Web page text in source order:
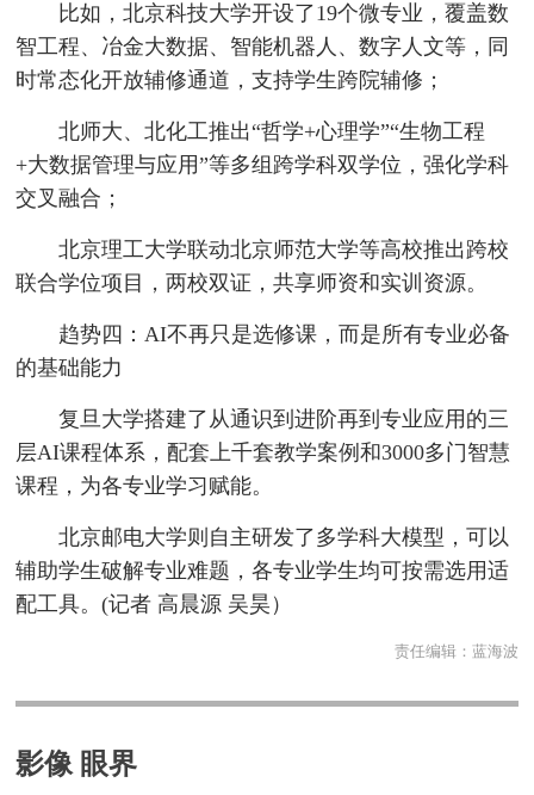
比如，北京科技大学开设了19个微专业，覆盖数
智工程、冶金大数据、智能机器人、数字人文等，同
时常态化开放辅修通道，支持学生跨院辅修；
北师大、北化工推出“哲学+心理学”“生物工程
+大数据管理与应用”等多组跨学科双学位，强化学科
交叉融合；
北京理工大学联动北京师范大学等高校推出跨校
联合学位项目，两校双证，共享师资和实训资源。
趋势四：AI不再只是选修课，而是所有专业必备
的基础能力
复旦大学搭建了从通识到进阶再到专业应用的三
层AI课程体系，配套上千套教学案例和3000多门智慧
课程，为各专业学习赋能。
北京邮电大学则自主研发了多学科大模型，可以
辅助学生破解专业难题，各专业学生均可按需选用适
配工具。(记者 高晨源 吴昊）
责任编辑： 蓝海波
影像 眼界